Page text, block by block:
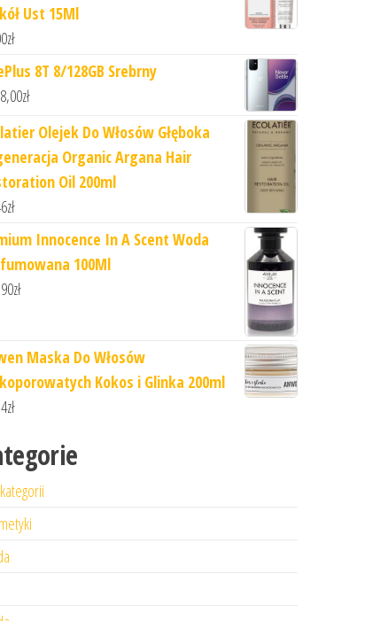
Ust 15Ml
zł
8T 8/128GB Srebrny
zł
Olejek Do Włosów Głęboka
Organic Argana Hair
Oil 200ml
zł
Innocence In A Scent Woda
100Ml
zł
Maska Do Włosów
Kokos i Glinka 200ml
zł